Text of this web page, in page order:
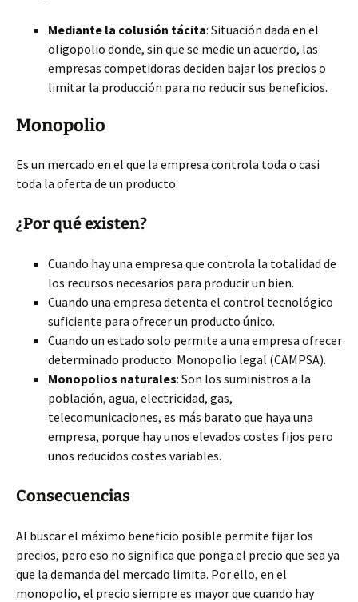
Mediante la colusión tácita: Situación dada en el
oligopolio donde, sin que se medie un acuerdo, las
empresas competidoras deciden bajar los precios o
limitar la producción para no reducir sus beneficios.
Monopolio
Es un mercado en el que la empresa controla toda o casi
toda la oferta de un producto.
¿Por qué existen?
Cuando hay una empresa que controla la totalidad de
los recursos necesarios para producir un bien.
Cuando una empresa detenta el control tecnológico
suficiente para ofrecer un producto único.
Cuando un estado solo permite a una empresa ofrecer
determinado producto. Monopolio legal (CAMPSA).
Monopolios naturales: Son los suministros a la
población, agua, electricidad, gas,
telecomunicaciones, es más barato que haya una
empresa, porque hay unos elevados costes fijos pero
unos reducidos costes variables.
Consecuencias
Al buscar el máximo beneficio posible permite fijar los
precios, pero eso no significa que ponga el precio que sea ya
que la demanda del mercado limita. Por ello, en el
monopolio, el precio siempre es mayor que cuando hay